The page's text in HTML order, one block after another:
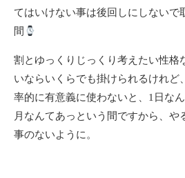
てはいけない事は後回しにしないで
間
割とゆっくりじっくり考えたい性格
いならいくらでも掛けられるけれど
率的に有意義に使わないと、1日な
月なんてあっという間ですから、や
事のないように。